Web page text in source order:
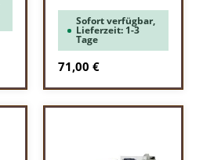
Sofort verfügbar,
Lieferzeit: 1-3
Tage
Regulärer Preis:
71,00 €